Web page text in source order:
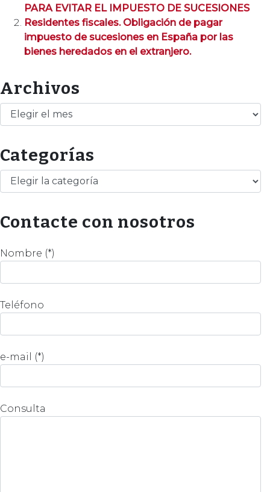
PARA EVITAR EL IMPUESTO DE SUCESIONES
Residentes fiscales. Obligación de pagar
impuesto de sucesiones en España por las
bienes heredados en el extranjero.
Archivos
Archivos
Categorías
Categorías
Contacte con nosotros
Nombre (*)
Teléfono
e-mail (*)
Consulta